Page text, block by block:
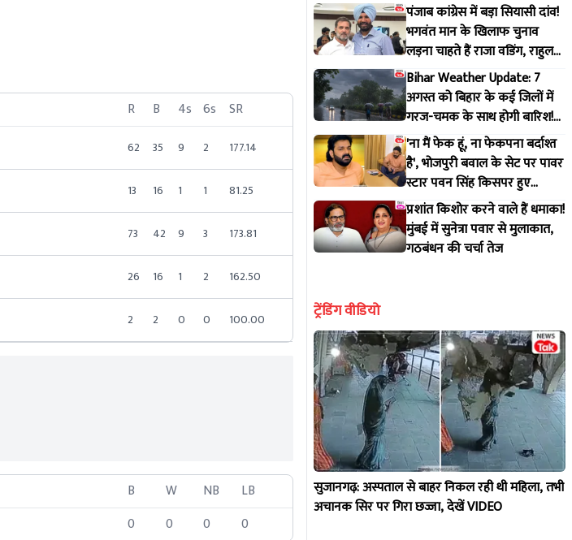
R B 4s 6s SR
62 35 9 2
177.14
13 16 1 1
81.25
73 42 9 3
173.81
26 16 1 2
162.50
2 2 0 0 100.00
B W NB
LB
0 0 0 0
पंजाब कांग्रेस में बड़ा सियासी दांव!
भगवंत मान के खिलाफ चुनाव
लड़ना चाहते हैं राजा वडिंग, राहुल
गांधी से मांगी हरी झंडी
Bihar Weather Update: 7
अगस्त को बिहार के कई जिलों में
गरज-चमक के साथ होगी बारिश!
IMD ने जारी किया अलर्ट
'ना मैं फेक हूं, ना फेकपना बर्दाश्त
है', भोजपुरी बवाल के सेट पर पावर
स्टार पवन सिंह किसपर हुए
आगबबूला?
प्रशांत किशोर करने वाले हैं धमाका!
मुंबई में सुनेत्रा पवार से मुलाकात,
गठबंधन की चर्चा तेज
ट्रेंडिंग वीडियो
सुजानगढ़: अस्पताल से बाहर निकल रही थी महिला, तभी
अचानक सिर पर गिरा छज्जा, देखें VIDEO